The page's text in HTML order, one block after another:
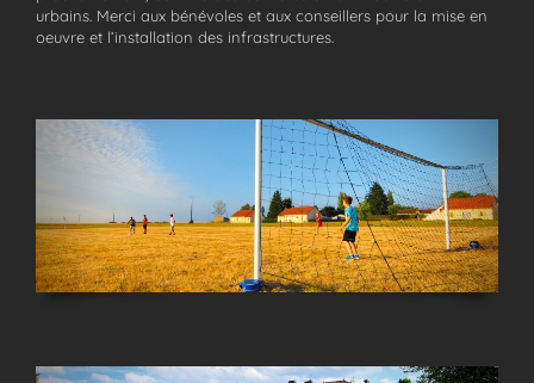
urbains. Merci aux bénévoles et aux conseillers pour la mise en
oeuvre et l’installation des infrastructures.